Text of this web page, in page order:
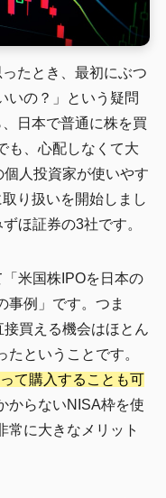
たとき、最初にぶつ
いの？」という疑問
日本で普通に株を買
も、心配しなくて大
人投資家が使いやす
り扱いを開始しまし
ほ証券の3社です。
米国株IPOを日本の
事例」です。つま
買える機会はほとん
ということです。
て購入することも可
からないNISA枠を使
常に大きなメリット